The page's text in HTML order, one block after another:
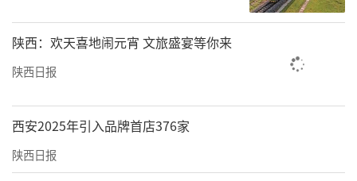
陕西：欢天喜地闹元宵 文旅盛宴等你来
陕西日报
西安2025年引入品牌首店376家
陕西日报